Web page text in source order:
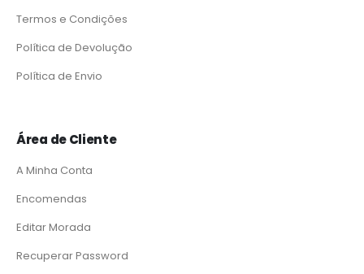
Termos e Condições
Política de Devolução
Política de Envio
Área de Cliente
A Minha Conta
Encomendas
Editar Morada
Recuperar Password